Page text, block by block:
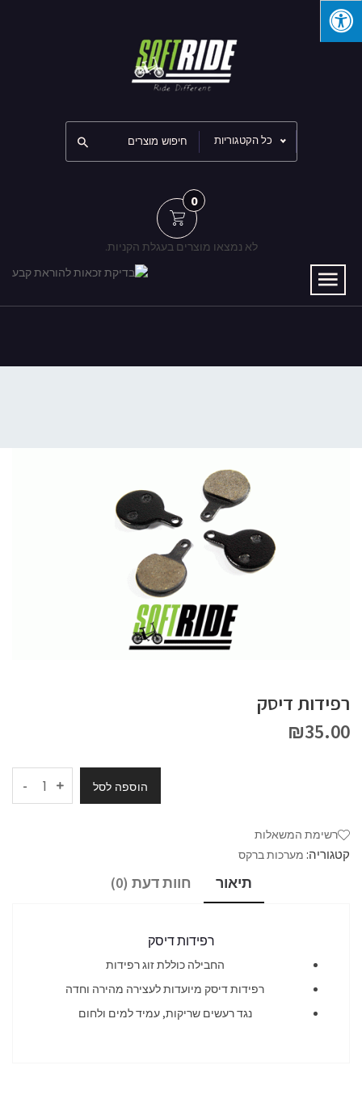
כל הקטגוריות
0
לא נמצאו מוצרים בעגלת הקניות.
רפידות דיסק
₪35.00
- הוספה לסל
רשימת המשאלות
קטגוריה: מערכות ברקס
תיאור חוות דעת (0)
רפידות דיסק
החבילה כוללת זוג רפידות
רפידות דיסק מיועדות לעצירה מהירה וחדה
נגד רעשים שריקות, עמיד למים ולחום